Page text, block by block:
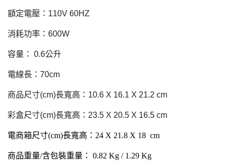
額定電壓：110V 60HZ
消耗功率：600W
容量： 0.6公升
電線長：70cm
商品尺寸(cm)長寬高：10.6 X 16.1 X 21.2 cm
彩盒尺寸(cm)長寬高：23.5 X 20.5 X 16.5 cm
電商箱尺寸(cm)長寬高：24 X 21.8 X 18 cm
商品重量/含包裝重量： 0.82 Kg / 1.29 Kg